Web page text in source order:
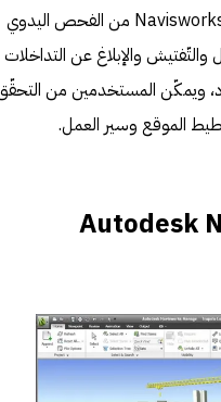
التّغيير بشكل كبير، كما يقلّل Navisworks Manage من الفحص اليدوي
والإبلاغ عن التداخلات
ويمكّن المستخدمين من
الموقع وسير العمل.
Autodesk